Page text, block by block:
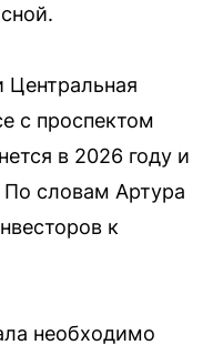
Центральная
с проспектом
в 2026 году и
По словам Артура
к
необходимо